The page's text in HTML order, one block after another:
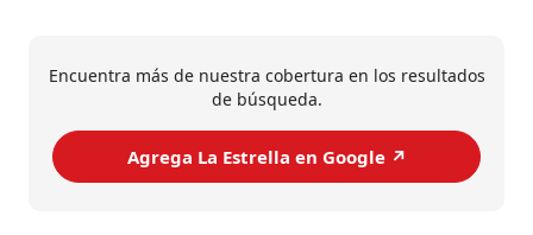
Encuentra más de nuestra cobertura en los resultados
de búsqueda.
Agrega La Estrella en Google ↗️